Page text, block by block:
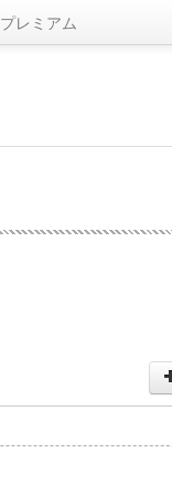
プレミアム